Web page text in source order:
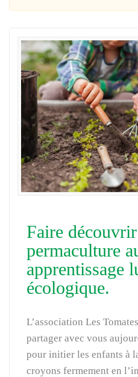
Faire
permaculture
apprentissage
écologique.
L’association Les
partager avec vous
pour initier les enfants à
croyons fermement en